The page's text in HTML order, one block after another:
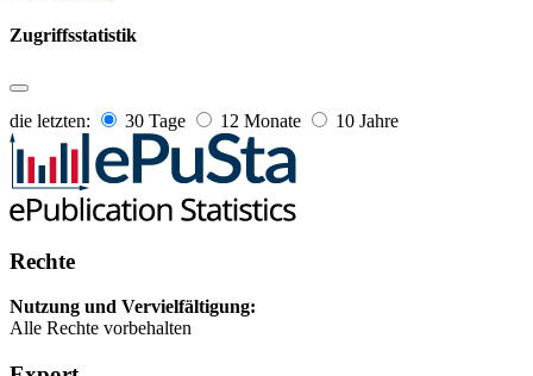
Zugriffsstatistik
die letzten: 30 Tage 12 Monate 10 Jahre
Rechte
Nutzung und Vervielfältigung:
Alle Rechte vorbehalten